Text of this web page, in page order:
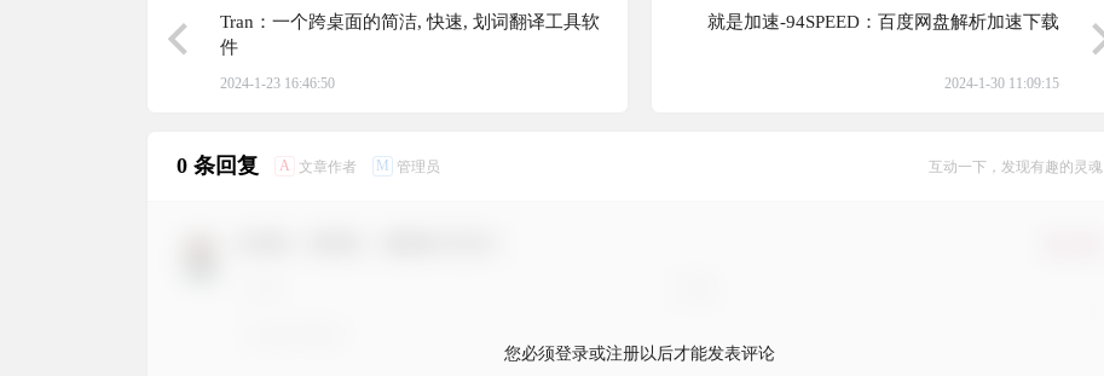
Tran：一个跨桌面的简洁, 快速, 划词翻译工具软
件
2024-1-23 16:46:50
就是加速-94SPEED：百度网盘解析加速下载
2024-1-30 11:09:15
0 条回复 A 文章作者 M 管理员 互动一下，发现有趣的灵魂
您必须登录或注册以后才能发表评论